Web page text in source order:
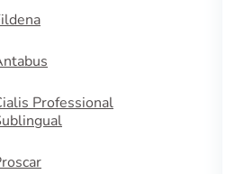
Professional